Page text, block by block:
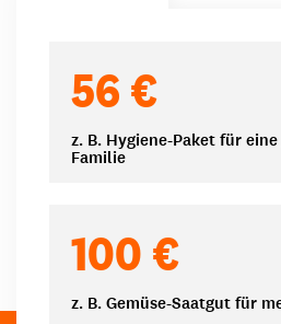
56 €
z. B. Hygiene-Paket für
Familie
100 €
z. B. Gemüse-Saatgut für